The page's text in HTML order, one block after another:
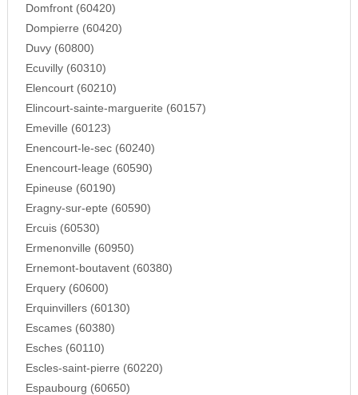
Domfront (60420)
Dompierre (60420)
Duvy (60800)
Ecuvilly (60310)
Elencourt (60210)
Elincourt-sainte-marguerite (60157)
Emeville (60123)
Enencourt-le-sec (60240)
Enencourt-leage (60590)
Epineuse (60190)
Eragny-sur-epte (60590)
Ercuis (60530)
Ermenonville (60950)
Ernemont-boutavent (60380)
Erquery (60600)
Erquinvillers (60130)
Escames (60380)
Esches (60110)
Escles-saint-pierre (60220)
Espaubourg (60650)